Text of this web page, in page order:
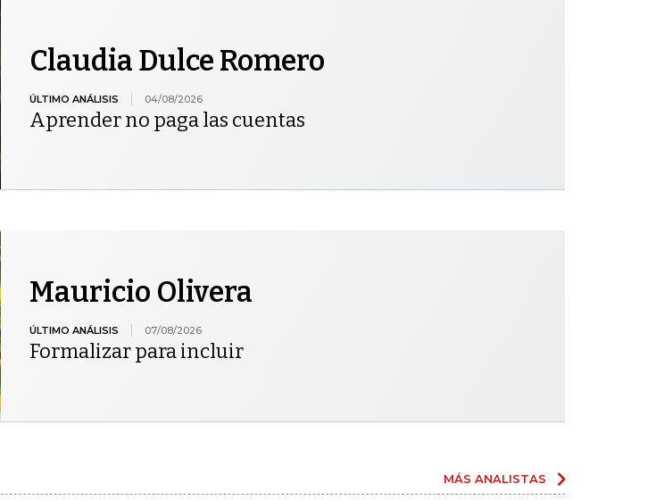
Claudia Dulce Romero
ÚLTIMO ANÁLISIS 04/08/2026
Aprender no paga las cuentas
Mauricio Olivera
ÚLTIMO ANÁLISIS 07/08/2026
Formalizar para incluir
MÁS ANALISTAS